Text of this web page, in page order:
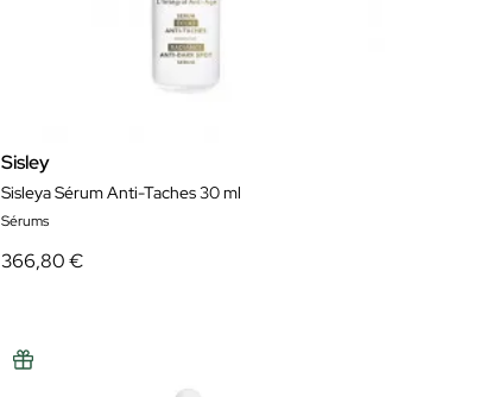
Sisley
Sisleya Sérum Anti-Taches 30 ml
Sérums
366,80 €